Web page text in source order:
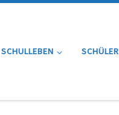
SCHULLEBEN SCHÜLER